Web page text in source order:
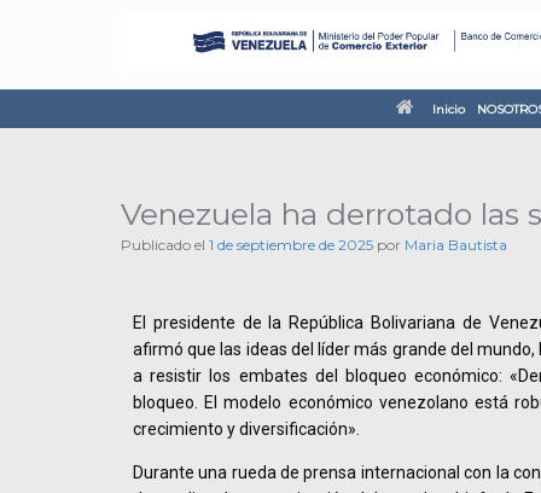
Inicio
Venezuela ha derrotado las
Publicado el 1 de septiembre de 2025 por Maria Bautista
El presidente de la República Bolivariana de
afirmó que las ideas del líder más grande del mundo,
a resistir los embates del bloqueo económico:
bloqueo. El modelo económico venezolano está
crecimiento y diversificación».
Durante una rueda de prensa internacional con la